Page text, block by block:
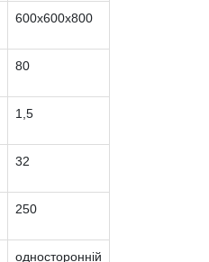
600х600х800
80
1,5
32
250
односторонній